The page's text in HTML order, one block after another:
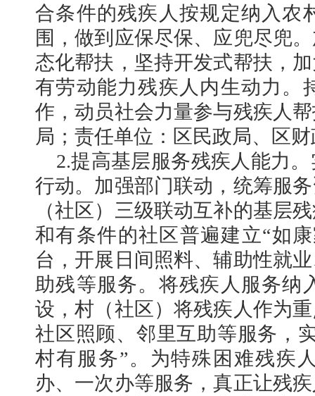
合条件的残疾人按规定纳入农
围，做到应保尽保、应兜尽兜
态化帮扶，坚持开发式帮扶，
有劳动能力残疾人内生动力。
作，动员社会力量参与残疾人
局；责任单位：区民政局、区
2.提高基层服务残疾人能力
行动。加强部门联动，统筹服
（社区）三级联动互补的基层
和有条件的社区普遍建立“如
台，开展日间照料、辅助性就
助残等服务。将残疾人服务纳
设，村（社区）将残疾人作为
社区照顾、邻里互助等服务，
村有服务”。为特殊困难残疾
办、一次办等服务，真正让残